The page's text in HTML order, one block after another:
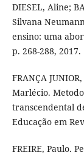
DIESEL, Aline;
Silvana
ensino: uma
p. 268-288, 2017.
FRANÇA
Marlécio.
transcendental
Educação em
FREIRE, Paulo.